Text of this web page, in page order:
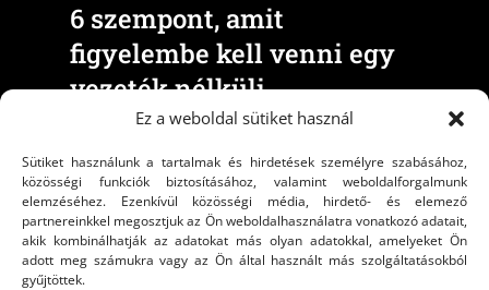
Ez a weboldal sütiket használ
Sütiket használunk a tartalmak és hirdetések személyre szabásához,
közösségi funkciók biztosításához, valamint weboldalforgalmunk
elemzéséhez. Ezenkívül közösségi média, hirdető- és elemező
partnereinkkel megosztjuk az Ön weboldalhasználatra vonatkozó adatait,
akik kombinálhatják az adatokat más olyan adatokkal, amelyeket Ön
adott meg számukra vagy az Ön által használt más szolgáltatásokból
gyűjtöttek.
6 szempont, amit
figyelembe kell venni egy
vezeték nélküli
prezentációs megoldás
kiválasztásakor
SZERZŐ:FUSZE 2024. MÁRC. 05
A vezeték nélküli média megosztási technológia